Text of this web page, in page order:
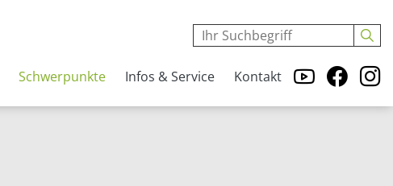
Schwerpunkte Infos & Service Kontakt